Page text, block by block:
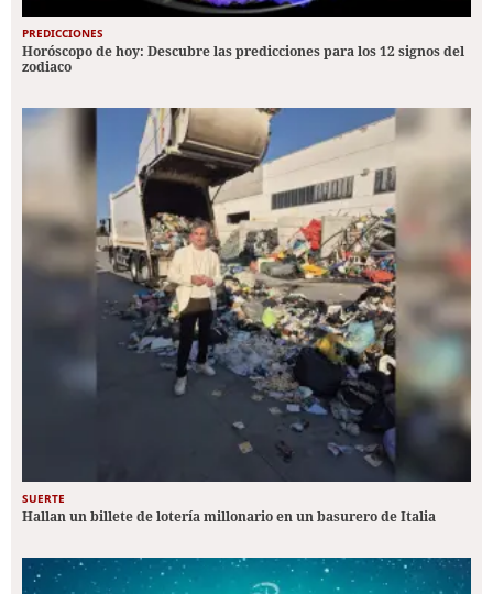
PREDICCIONES
Horóscopo de hoy: Descubre las predicciones para los 12 signos del
zodiaco
SUERTE
Hallan un billete de lotería millonario en un basurero de Italia